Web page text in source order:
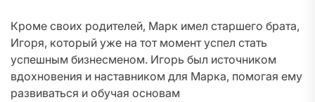
Кроме своих родителей, Марк имел старшего брата,
Игоря, который уже на тот момент успел стать
успешным бизнесменом. Игорь был источником
вдохновения и наставником для Марка, помогая ему
развиваться и обучая основам